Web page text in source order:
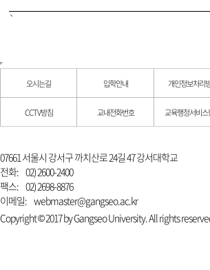
`
오시는길 입학안내 개인정보처리
CCTV방침 교내전화번호 교육행정서비스
07661 서울시 강서구 까치산로 24길 47 강서대학교
전화: 02) 2600-2400
팩스: 02) 2698-8876
이메일: webmaster@gangseo.ac.kr
Copyright © 2017 by Gangseo University. All rights